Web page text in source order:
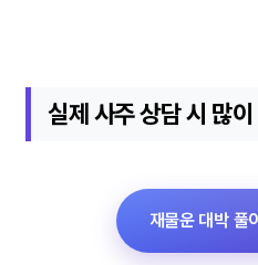
실제 사주 상담 시 많
재물운 대박